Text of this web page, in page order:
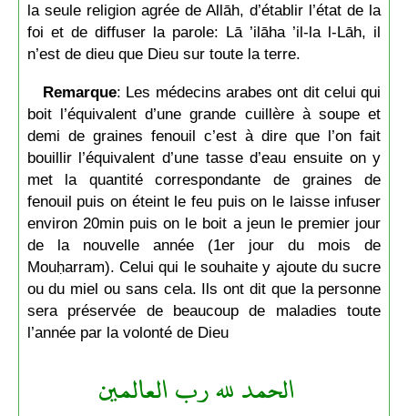
la seule religion agrée de Allāh, d’établir l’état de la
foi et de diffuser la parole: Lā ’ilāha ’il-la l-Lāh, il
n’est de dieu que Dieu sur toute la terre.
Remarque: Les médecins arabes ont dit celui qui
boit l’équivalent d’une grande cuillère à soupe et
demi de graines fenouil c’est à dire que l’on fait
bouillir l’équivalent d’une tasse d’eau ensuite on y
met la quantité correspondante de graines de
fenouil puis on éteint le feu puis on le laisse infuser
environ 20min puis on le boit a jeun le premier jour
de la nouvelle année (1er jour du mois de
Mouḥarram). Celui qui le souhaite y ajoute du sucre
ou du miel ou sans cela. Ils ont dit que la personne
sera préservée de beaucoup de maladies toute
l’année par la volonté de Dieu
الحمد لله رب العالمين